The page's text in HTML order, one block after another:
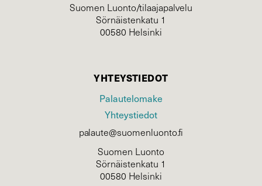
Suomen Luonto/tilaajapalvelu
Sörnäistenkatu 1
00580 Helsinki
YHTEYSTIEDOT
Palautelomake
Yhteystiedot
palaute@suomenluonto.fi
Suomen Luonto
Sörnäistenkatu 1
00580 Helsinki